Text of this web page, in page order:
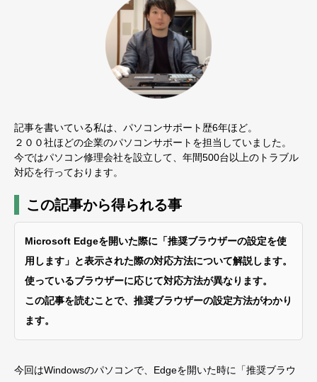
記事を書いている私は、パソコンサポート歴6年ほど。
２００社ほどの企業のパソコンサポートを担当していました。
今ではパソコン修理会社を設立して、年間500台以上のトラブル
対応を行っております。
この記事から得られる事
Microsoft Edgeを開いた際に「推奨ブラウザーの設定を使
用します」と表示された際の対応方法について解説します。
使っているブラウザーに応じて対応方法が異なります。
この記事を読むことで、推奨ブラウザーの設定方法がわかり
ます。
今回はWindowsのパソコンで、Edgeを開いた時に「推奨ブラウ